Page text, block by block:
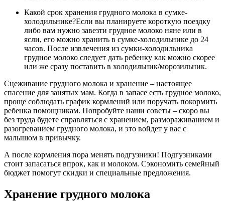
Какой срок хранения грудного молока в сумке-
холодильнике?Если вы планируете короткую поездку
либо вам нужно завезти грудное молоко няне или в
ясли, его можно хранить в сумке-холодильнике до 24
часов. После извлечения из сумки-холодильника
грудное молоко следует дать ребенку как можно скорее
или же сразу поставить в холодильник/морозильник.
Сцеживание грудного молока и хранение – настоящее
спасение для занятых мам. Когда в запасе есть грудное молоко,
проще соблюдать график кормлений или поручать покормить
ребенка помощникам. Попробуйте наши советы – скоро вы
без труда будете справляться с хранением, размораживанием и
разогреванием грудного молока, и это войдет у вас с
малышом в привычку.
А после кормления пора менять подгузники! Подгузниками
стоит запасаться впрок, как и молоком. Сэкономить семейный
бюджет помогут скидки и специальные предложения.
Хранение грудного молока